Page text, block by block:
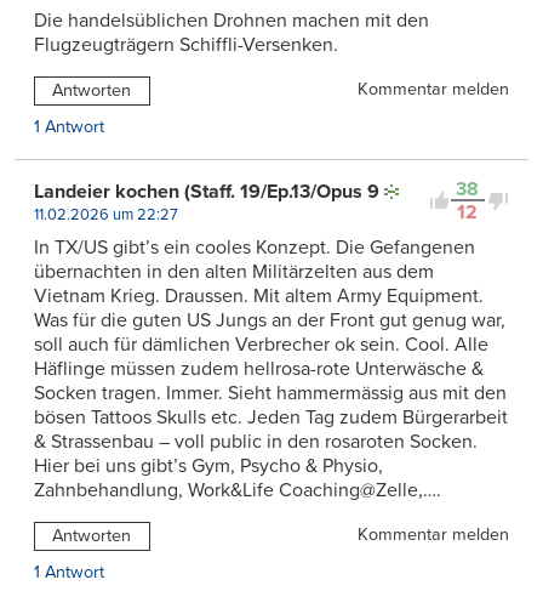
Die handelsüblichen Drohnen machen mit den
Flugzeugträgern Schiffli-Versenken.
Antworten
Kommentar melden
1 Antwort
38
12
Landeier kochen (Staff. 19/Ep.13/Opus 9
11.02.2026 um 22:27
In TX/US gibt’s ein cooles Konzept. Die Gefangenen
übernachten in den alten Militärzelten aus dem
Vietnam Krieg. Draussen. Mit altem Army Equipment.
Was für die guten US Jungs an der Front gut genug war,
soll auch für dämlichen Verbrecher ok sein. Cool. Alle
Häflinge müssen zudem hellrosa-rote Unterwäsche &
Socken tragen. Immer. Sieht hammermässig aus mit den
bösen Tattoos Skulls etc. Jeden Tag zudem Bürgerarbeit
& Strassenbau – voll public in den rosaroten Socken.
Hier bei uns gibt’s Gym, Psycho & Physio,
Zahnbehandlung, Work&Life Coaching@Zelle,….
Antworten
Kommentar melden
1 Antwort